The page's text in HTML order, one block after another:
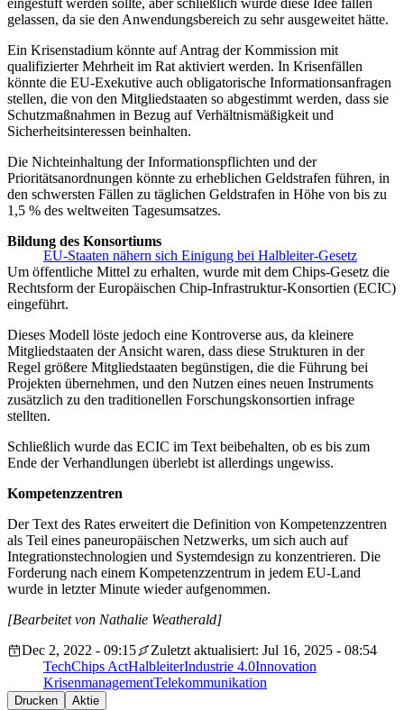
eingestuft werden sollte, aber schließlich wurde diese Idee fallen
gelassen, da sie den Anwendungsbereich zu sehr ausgeweitet hätte.
Ein Krisenstadium könnte auf Antrag der Kommission mit
qualifizierter Mehrheit im Rat aktiviert werden. In Krisenfällen
könnte die EU-Exekutive auch obligatorische Informationsanfragen
stellen, die von den Mitgliedstaaten so abgestimmt werden, dass sie
Schutzmaßnahmen in Bezug auf Verhältnismäßigkeit und
Sicherheitsinteressen beinhalten.
Die Nichteinhaltung der Informationspflichten und der
Prioritätsanordnungen könnte zu erheblichen Geldstrafen führen, in
den schwersten Fällen zu täglichen Geldstrafen in Höhe von bis zu
1,5 % des weltweiten Tagesumsatzes.
EU-Staaten nähern sich Einigung bei Halbleiter-Gesetz
Bildung des Konsortiums
Um öffentliche Mittel zu erhalten, wurde mit dem Chips-Gesetz die
Rechtsform der Europäischen Chip-Infrastruktur-Konsortien (ECIC)
eingeführt.
Dieses Modell löste jedoch eine Kontroverse aus, da kleinere
Mitgliedstaaten der Ansicht waren, dass diese Strukturen in der
Regel größere Mitgliedstaaten begünstigen, die die Führung bei
Projekten übernehmen, und den Nutzen eines neuen Instruments
zusätzlich zu den traditionellen Forschungskonsortien infrage
stellten.
Schließlich wurde das ECIC im Text beibehalten, ob es bis zum
Ende der Verhandlungen überlebt ist allerdings ungewiss.
Kompetenzzentren
Der Text des Rates erweitert die Definition von Kompetenzzentren
als Teil eines paneuropäischen Netzwerks, um sich auch auf
Integrationstechnologien und Systemdesign zu konzentrieren. Die
Forderung nach einem Kompetenzzentrum in jedem EU-Land
wurde in letzter Minute wieder aufgenommen.
[Bearbeitet von Nathalie Weatherald]
Dec 2, 2022 - 09:15
Zuletzt aktualisiert: Jul 16, 2025 - 08:54
TechChips ActHalbleiterIndustrie 4.0Innovation
KrisenmanagementTelekommunikation
Drucken Aktie